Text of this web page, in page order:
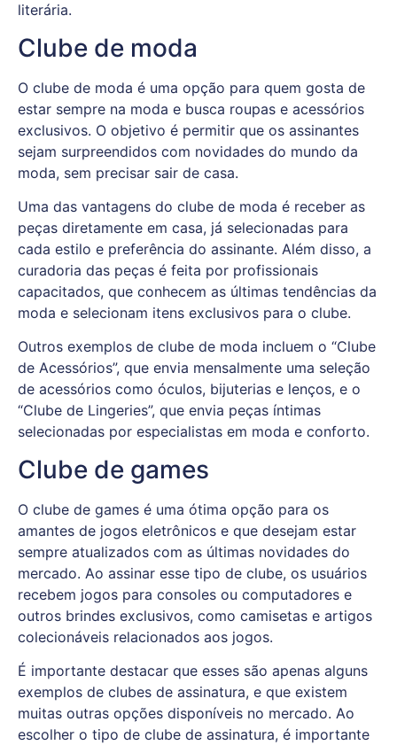
literária.
Clube de moda
O clube de moda é uma opção para quem gosta de
estar sempre na moda e busca roupas e acessórios
exclusivos. O objetivo é permitir que os assinantes
sejam surpreendidos com novidades do mundo da
moda, sem precisar sair de casa.
Uma das vantagens do clube de moda é receber as
peças diretamente em casa, já selecionadas para
cada estilo e preferência do assinante. Além disso, a
curadoria das peças é feita por profissionais
capacitados, que conhecem as últimas tendências da
moda e selecionam itens exclusivos para o clube.
Outros exemplos de clube de moda incluem o “Clube
de Acessórios”, que envia mensalmente uma seleção
de acessórios como óculos, bijuterias e lenços, e o
“Clube de Lingeries”, que envia peças íntimas
selecionadas por especialistas em moda e conforto.
Clube de games
O clube de games é uma ótima opção para os
amantes de jogos eletrônicos e que desejam estar
sempre atualizados com as últimas novidades do
mercado. Ao assinar esse tipo de clube, os usuários
recebem jogos para consoles ou computadores e
outros brindes exclusivos, como camisetas e artigos
colecionáveis relacionados aos jogos.
É importante destacar que esses são apenas alguns
exemplos de clubes de assinatura, e que existem
muitas outras opções disponíveis no mercado. Ao
escolher o tipo de clube de assinatura, é importante